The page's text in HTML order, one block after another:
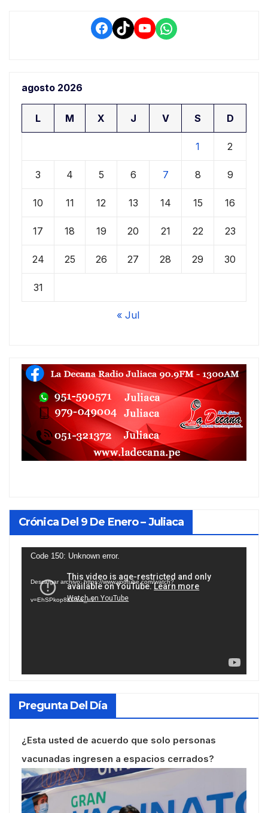
Facebook
TikTokYouTube
WhatsApp
agosto 2026
L M X J V S D
1 2
3 4 5 6 7 8 9
10 11 12 13 14 15 16
17 18 19 20 21 22 23
24 25 26 27 28 29 30
31
« Jul
Crónica Del 9 De Enero – Juliaca
Reproductor
vídeo
Code 150: Unknown error.
Descargar archivo: https://www.youtube.com/watch?
v=EhSPkop8KPY&_=1
Pregunta Del Día
¿Esta usted de acuerdo que solo personas
vacunadas ingresen a espacios cerrados?